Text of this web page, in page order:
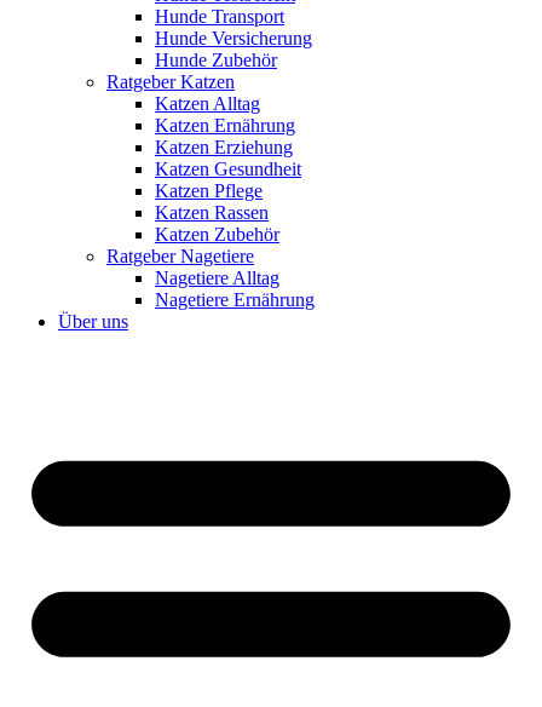
Hunde Transport
Hunde Versicherung
Hunde Zubehör
Ratgeber Katzen
Katzen Alltag
Katzen Ernährung
Katzen Erziehung
Katzen Gesundheit
Katzen Pflege
Katzen Rassen
Katzen Zubehör
Ratgeber Nagetiere
Nagetiere Alltag
Nagetiere Ernährung
Über uns